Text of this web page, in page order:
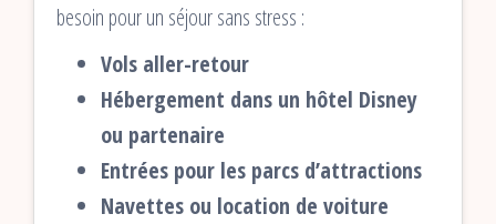
besoin pour un séjour sans stress :
Vols aller-retour
Hébergement dans un hôtel Disney
ou partenaire
Entrées pour les parcs d’attractions
Navettes ou location de voiture